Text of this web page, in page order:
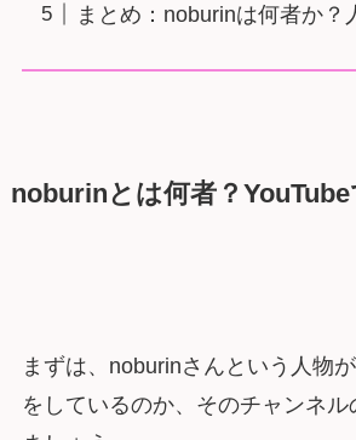
まとめ：noburinは何者か？
noburinとは何者？
まずは、noburinさんという人物
をしているのか、そのチャンネル